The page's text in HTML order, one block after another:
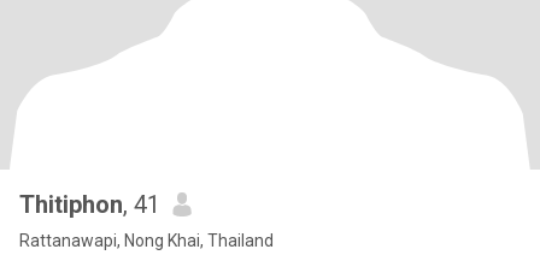
Thitiphon, 41
Rattanawapi, Nong Khai, Thailand